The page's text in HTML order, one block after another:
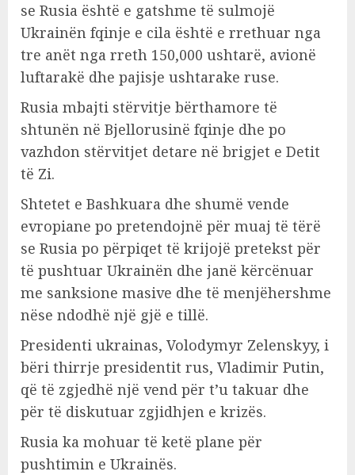
se Rusia është e gatshme të sulmojë
Ukrainën fqinje e cila është e rrethuar nga
tre anët nga rreth 150,000 ushtarë, avionë
luftarakë dhe pajisje ushtarake ruse.
Rusia mbajti stërvitje bërthamore të
shtunën në Bjellorusinë fqinje dhe po
vazhdon stërvitjet detare në brigjet e Detit
të Zi.
Shtetet e Bashkuara dhe shumë vende
evropiane po pretendojnë për muaj të tërë
se Rusia po përpiqet të krijojë pretekst për
të pushtuar Ukrainën dhe janë kërcënuar
me sanksione masive dhe të menjëhershme
nëse ndodhë një gjë e tillë.
Presidenti ukrainas, Volodymyr Zelenskyy, i
bëri thirrje presidentit rus, Vladimir Putin,
që të zgjedhë një vend për t’u takuar dhe
për të diskutuar zgjidhjen e krizës.
Rusia ka mohuar të ketë plane për
pushtimin e Ukrainës.